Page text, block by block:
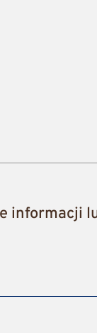
informacji